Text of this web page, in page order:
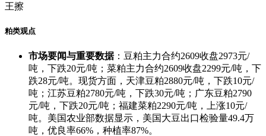
王擦
粕类观点
市场要闻与重要数据：豆粕主力合约2609收盘2973元/
吨，下跌20元/吨；菜粕主力合约2609收盘2299元/吨，下
跌28元/吨。现货方面，天津豆粕2880元/吨，下跌10元/
吨；江苏豆粕2780元/吨，下跌30元/吨；广东豆粕2790
元/吨，下跌20元/吨；福建菜粕2290元/吨，上涨10元/
吨。美国农业部数据显示，美国大豆出口检验量49.4万
吨，优良率66%，种植率87%。